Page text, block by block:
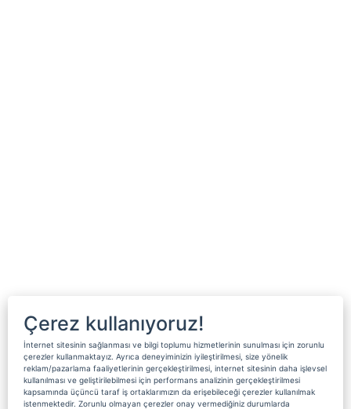
Çerez kullanıyoruz!
İnternet sitesinin sağlanması ve bilgi toplumu hizmetlerinin sunulması için zorunlu
çerezler kullanmaktayız. Ayrıca deneyiminizin iyileştirilmesi, size yönelik
reklam/pazarlama faaliyetlerinin gerçekleştirilmesi, internet sitesinin daha işlevsel
kullanılması ve geliştirilebilmesi için performans analizinin gerçekleştirilmesi
kapsamında üçüncü taraf iş ortaklarımızın da erişebileceği çerezler kullanılmak
istenmektedir. Zorunlu olmayan çerezler onay vermediğiniz durumlarda